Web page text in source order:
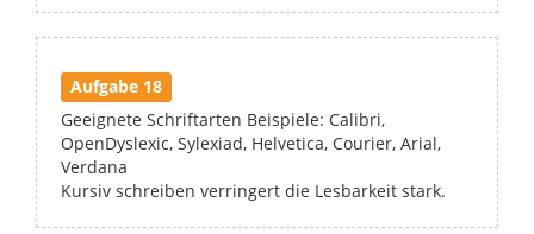
Aufgabe 18
Geeignete Schriftarten Beispiele: Calibri,
OpenDyslexic, Sylexiad, Helvetica, Courier, Arial,
Verdana
Kursiv schreiben verringert die Lesbarkeit stark.